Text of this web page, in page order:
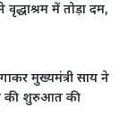
वृद्धाश्रम में तोड़ा दम,
मुख्यमंत्री साय ने
की शुरुआत की